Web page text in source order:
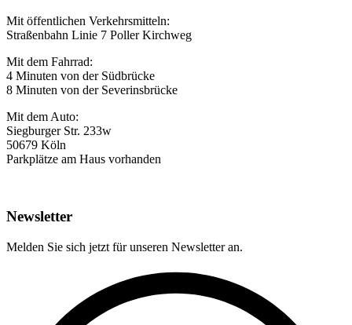
Mit öffentlichen Verkehrsmitteln:
Straßenbahn Linie 7 Poller Kirchweg
Mit dem Fahrrad:
4 Minuten von der Südbrücke
8 Minuten von der Severinsbrücke
Mit dem Auto:
Siegburger Str. 233w
50679 Köln
Parkplätze am Haus vorhanden
Newsletter
Melden Sie sich jetzt für unseren Newsletter an.